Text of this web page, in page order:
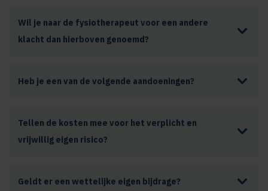
Wil je naar de fysiotherapeut voor een andere
klacht dan hierboven genoemd?
Heb je een van de volgende aandoeningen?
Tellen de kosten mee voor het verplicht en
vrijwillig eigen risico?
Geldt er een wettelijke eigen bijdrage?